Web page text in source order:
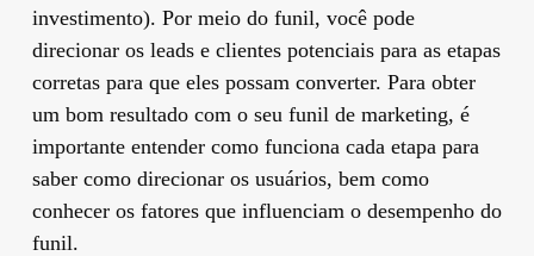
investimento). Por meio do funil, você pode
direcionar os leads e clientes potenciais para as etapas
corretas para que eles possam converter. Para obter
um bom resultado com o seu funil de marketing, é
importante entender como funciona cada etapa para
saber como direcionar os usuários, bem como
conhecer os fatores que influenciam o desempenho do
funil.